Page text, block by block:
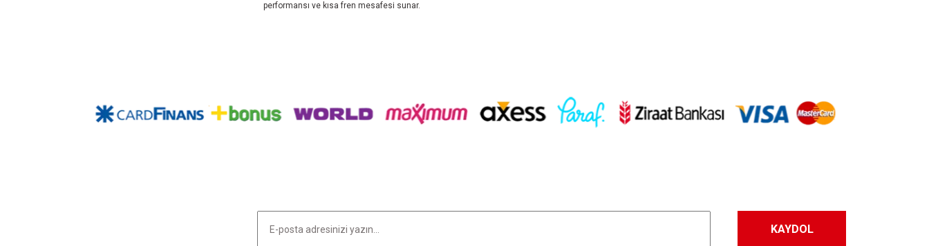
performansı ve kısa fren mesafesi sunar.
Yorum Yaz
Ürün açıklamasında eksik bilgiler bulunuyor.
KAYDOL